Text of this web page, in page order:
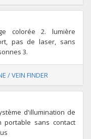
colorée 2. lumière
pas de laser, sans
3.
/ VEIN FINDER
d'illumination de
portable sans contact